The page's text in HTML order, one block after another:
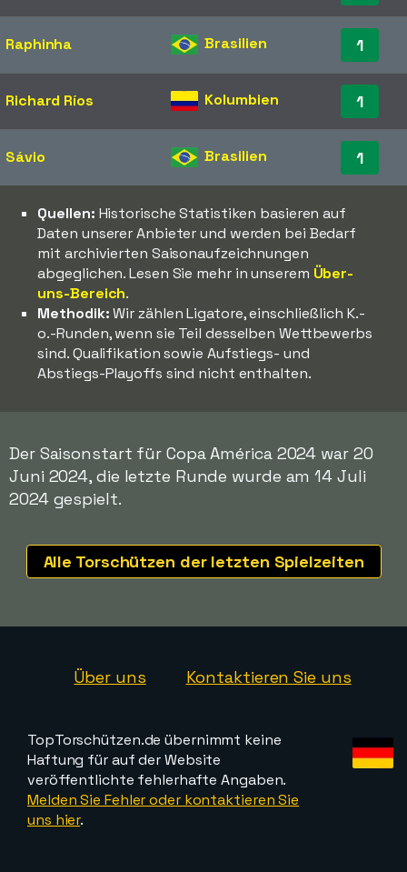
Raphinha Brasilien 1
Richard Ríos Kolumbien 1
Sávio Brasilien 1
Quellen: Historische Statistiken basieren auf
Daten unserer Anbieter und werden bei Bedarf
mit archivierten Saisonaufzeichnungen
abgeglichen. Lesen Sie mehr in unserem Über-
uns-Bereich.
Methodik:Wir zählen Ligatore, einschließlich K.-
o.-Runden, wenn sie Teil desselben Wettbewerbs
sind. Qualifikation sowie Aufstiegs- und
Abstiegs-Playoffs sind nicht enthalten.
Der Saisonstart für Copa América 2024 war 20
Juni 2024, die letzte Runde wurde am 14 Juli
2024 gespielt.
Alle Torschützen der letzten Spielzeiten
Über uns Kontaktieren Sie uns
TopTorschützen.de übernimmt keine
Haftung für auf der Website
veröffentlichte fehlerhafte Angaben.
Melden Sie Fehler oder kontaktieren Sie
uns hier.